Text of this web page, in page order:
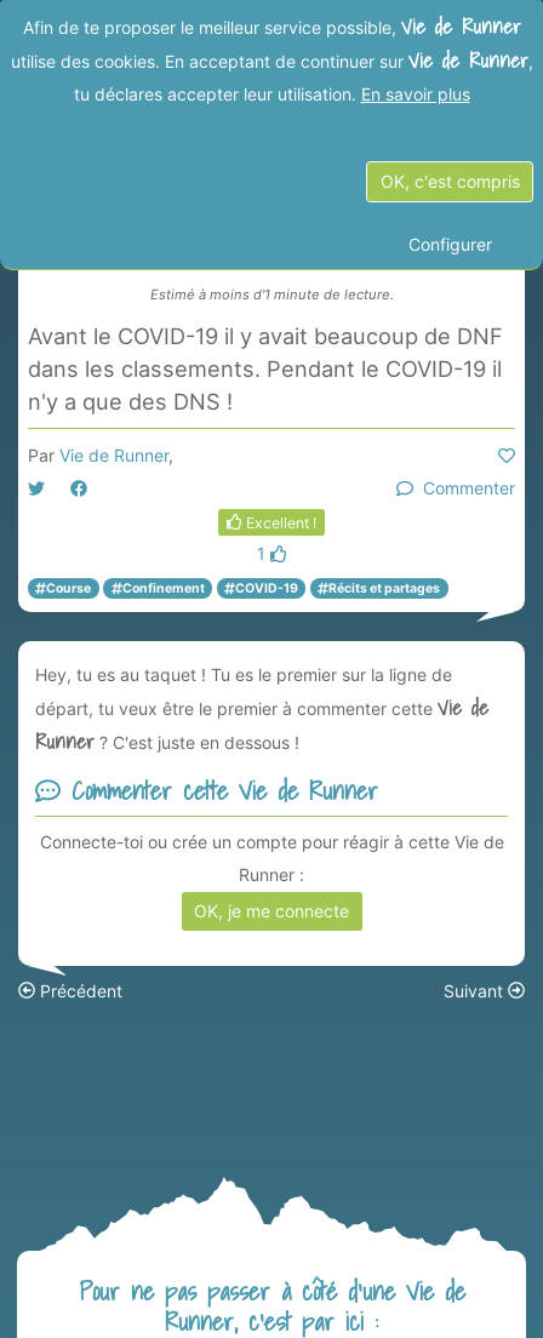
Suivant
Résultats de course
Estimé à moins d'1 minute de lecture.
Avant le COVID-19 il y avait beaucoup de DNF
dans les classements. Pendant le COVID-19 il
n'y a que des DNS !
Par Vie de Runner,
Commenter
Excellent !
1
Course Confinement COVID-19 Récits et partages
Hey, tu es au taquet ! Tu es le premier sur la ligne de
départ, tu veux être le premier à commenter cette Vie de
Runner ? C'est juste en dessous !
Commenter cette Vie de Runner
Connecte-toi ou crée un compte pour réagir à cette Vie de
Runner :
OK, je me connecte
Précédent Suivant
Pour ne pas passer à côté d’une Vie de
Runner, c’est par ici :
Afin de te proposer le meilleur service possible, Vie de Runner
utilise des cookies. En acceptant de continuer sur Vie de Runner,
tu déclares accepter leur utilisation. En savoir plus
OK, c'est compris
Configurer